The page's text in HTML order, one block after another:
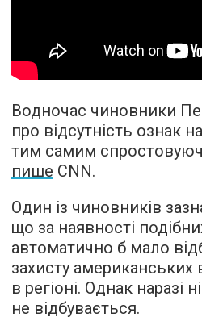
Водночас чиновники
про відсутність ознак
тим самим
пише CNN.
Один із чиновників
що за наявності
автоматично б мало
захисту
в регіоні. Однак наразі
не відбувається.